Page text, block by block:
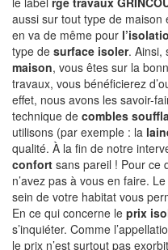
aussi sur tout type de maison
en va de même pour
type de surface isoler. Ainsi,
maison, vous êtes sur la
travaux, vous bénéficierez
effet, nous avons les savoir-
technique de combles
utilisons (par exemple : la
qualité. À la fin de notre
confort sans pareil ! Pour ce
n’avez pas à vous en faire.
sein de votre habitat vous
En ce qui concerne le prix
s’inquiéter. Comme
le prix n’est surtout pas